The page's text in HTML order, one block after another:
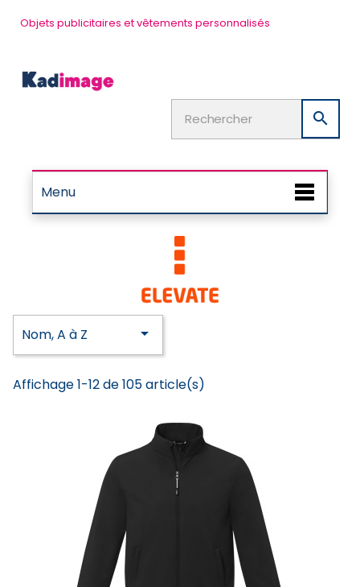
Objets publicitaires et vêtements personnalisés

Menu
Nom, A à Z 
Affichage 1-12 de 105 article(s)